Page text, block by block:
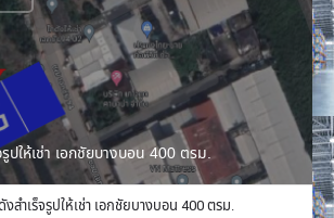
ปให้เช่า เอกชัยบางบอน 400 ตรม.
งสำเร็จรูปให้เช่า เอกชัยบางบอน 400 ตรม.